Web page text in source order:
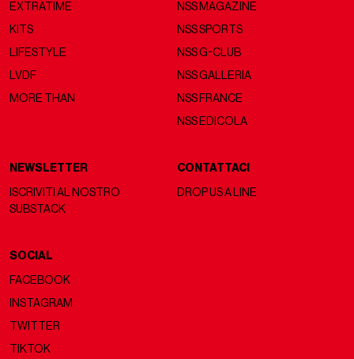
EXTRATIME
KITS
LIFESTYLE
LVDF
MORE THAN
NSS MAGAZINE
NSS SPORTS
NSS G-CLUB
NSS GALLERIA
NSS FRANCE
NSS EDICOLA
NEWSLETTER
ISCRIVITI AL NOSTRO
SUBSTACK
CONTATTACI
DROP US A LINE
SOCIAL
FACEBOOK
INSTAGRAM
TWITTER
TIKTOK